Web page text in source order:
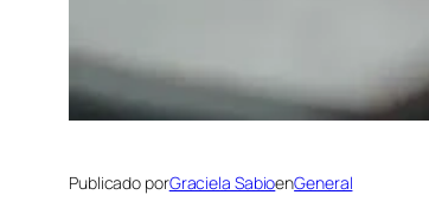
Publicado porGraciela SabioenGeneral